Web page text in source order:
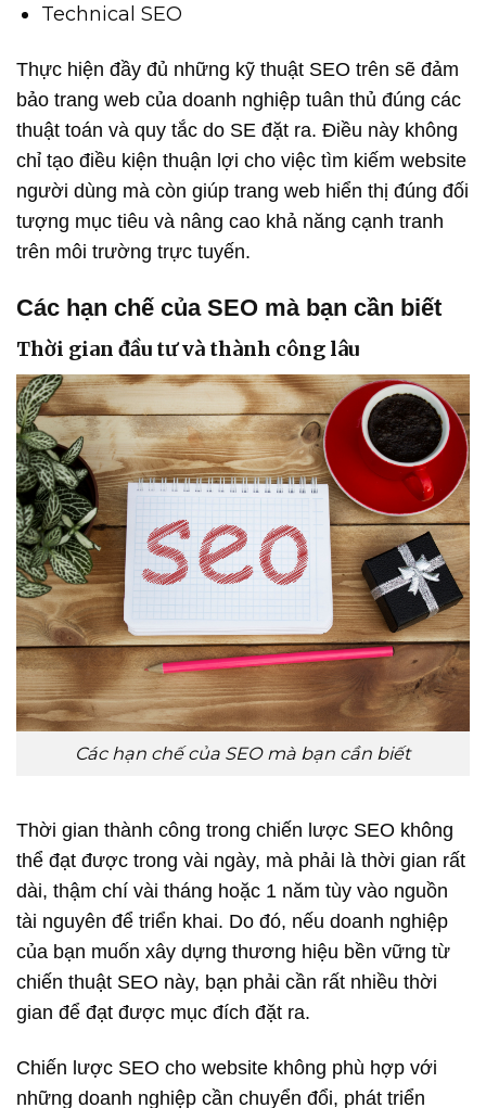
Technical SEO
Thực hiện đầy đủ những kỹ thuật SEO trên sẽ đảm
bảo trang web của doanh nghiệp tuân thủ đúng các
thuật toán và quy tắc do SE đặt ra. Điều này không
chỉ tạo điều kiện thuận lợi cho việc tìm kiếm website
người dùng mà còn giúp trang web hiển thị đúng đối
tượng mục tiêu và nâng cao khả năng cạnh tranh
trên môi trường trực tuyến.
Các hạn chế của SEO mà bạn cần biết
Thời gian đầu tư và thành công lâu
Các hạn chế của SEO mà bạn cần biết
Thời gian thành công trong chiến lược SEO không
thể đạt được trong vài ngày, mà phải là thời gian rất
dài, thậm chí vài tháng hoặc 1 năm tùy vào nguồn
tài nguyên để triển khai. Do đó, nếu doanh nghiệp
của bạn muốn xây dựng thương hiệu bền vững từ
chiến thuật SEO này, bạn phải cần rất nhiều thời
gian để đạt được mục đích đặt ra.
Chiến lược SEO cho website không phù hợp với
những doanh nghiệp cần chuyển đổi, phát triển